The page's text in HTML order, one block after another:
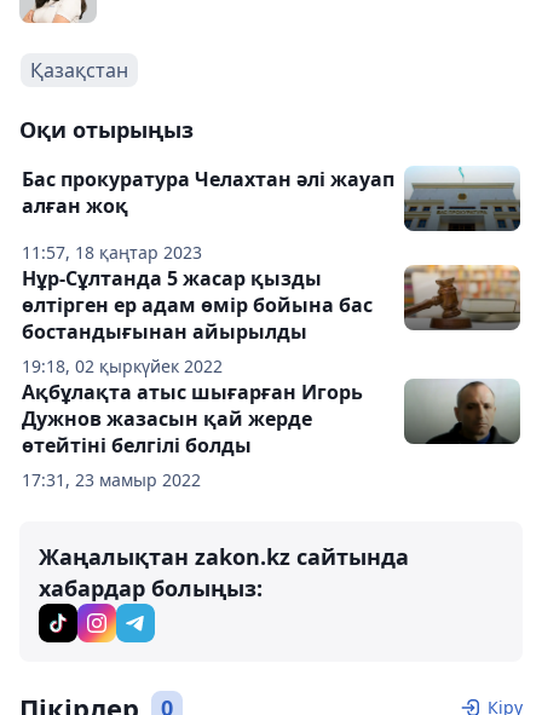
Қазақстан
Оқи отырыңыз
11:57, 18 қаңтар 2023
Бас прокуратура Челахтан әлі жауап
алған жоқ
19:18, 02 қыркүйек 2022
Нұр-Сұлтанда 5 жасар қызды
өлтірген ер адам өмір бойына бас
бостандығынан айырылды
17:31, 23 мамыр 2022
Ақбұлақта атыс шығарған Игорь
Дужнов жазасын қай жерде
өтейтіні белгілі болды
Жаңалықтан zakon.kz сайтында
хабардар болыңыз:
Пікірлер 0 Кіру